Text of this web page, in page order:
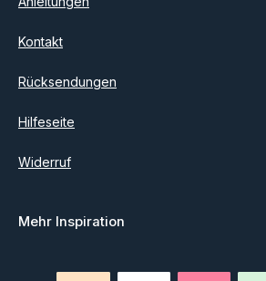
Kontakt
Rücksendungen
Hilfeseite
Widerruf
Mehr Inspiration